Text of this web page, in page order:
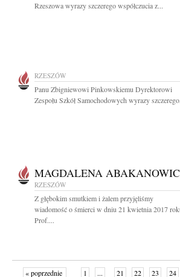
Rzeszowa wyrazy szczerego współczucia z...
RZESZÓW
Panu Zbigniewowi Pinkowskiemu Dyrektorowi
Zespołu Szkół Samochodowych wyrazy
MAGDALENA
RZESZÓW
Z głębokim smutkiem i żalem przyjęliśmy
wiadomość o śmierci w dniu 21 kwietnia 2017
Prof....
« poprzednie 1 ... 21 22 23 24